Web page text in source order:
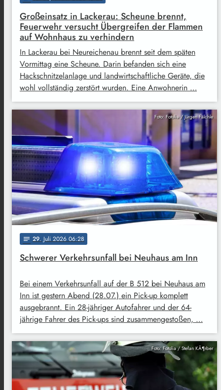
Großeinsatz in Lackerau: Scheune brennt,
Feuerwehr versucht Übergreifen der Flammen
auf Wohnhaus zu verhindern
In Lackerau bei Neureichenau brennt seit dem späten
Vormittag eine Scheune. Darin befanden sich eine
Hackschnitzelanlage und landwirtschaftliche Geräte, die
wohl vollständig zerstört wurden. Eine Anwohnerin …
Foto: Fotolia / Jürgen Fälchle
notes 29. Juli 2026 06:28
Schwerer Verkehrsunfall bei Neuhaus am Inn
Bei einem Verkehrsunfall auf der B 512 bei Neuhaus am
Inn ist gestern Abend (28.07.) ein Pick-up komplett
ausgebrannt. Ein 28-jähriger Autofahrer und der 64-
jährige Fahrer des Pick-ups sind zusammengestoßen, …
Foto: Fotolia / Stefan KÃ¶rber